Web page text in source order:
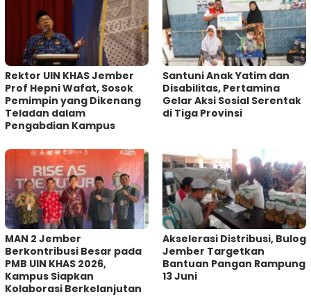
Rektor UIN KHAS Jember
Prof Hepni Wafat, Sosok
Pemimpin yang Dikenang
Teladan dalam
Pengabdian Kampus
Santuni Anak Yatim dan
Disabilitas, Pertamina
Gelar Aksi Sosial Serentak
di Tiga Provinsi
MAN 2 Jember
Berkontribusi Besar pada
PMB UIN KHAS 2026,
Kampus Siapkan
Kolaborasi Berkelanjutan
Akselerasi Distribusi, Bulog
Jember Targetkan
Bantuan Pangan Rampung
13 Juni